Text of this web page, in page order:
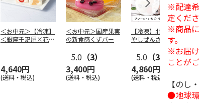
＜お中元＞【冷凍】
＜銀座千疋屋×花園
4,640円
(送料・税込)
＜お中元＞国産果実
の新食感くずバー
5.0 （3）
3,400円
(送料・税込)
【冷凍】北海道 冷
やしぜんざい 3種6
5.0 （3）
4,860円
(送料・税込)
※配達
定くださ
※商品
す。
※お届
ことが
【のし
●地球環